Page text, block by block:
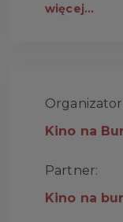
więcej...
Kino na
Partner:
Kino na